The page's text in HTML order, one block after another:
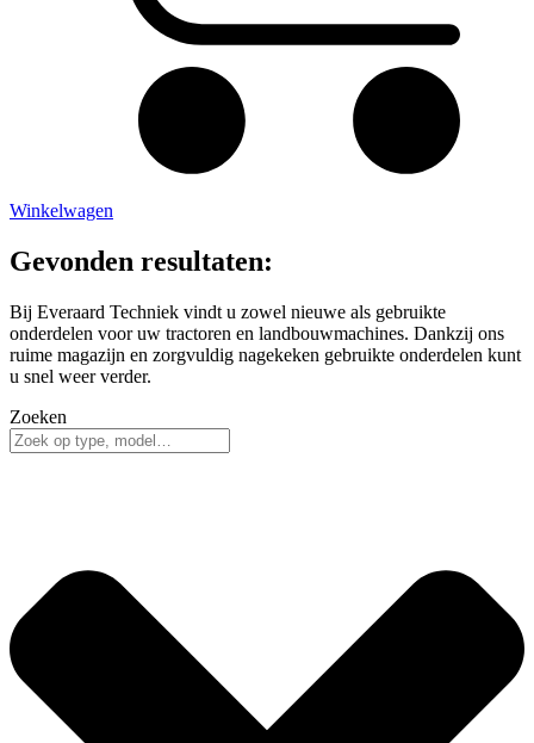
Winkelwagen
Gevonden resultaten:
Bij Everaard Techniek vindt u zowel nieuwe als gebruikte
onderdelen voor uw tractoren en landbouwmachines. Dankzij ons
ruime magazijn en zorgvuldig nagekeken gebruikte onderdelen kunt
u snel weer verder.
Zoeken